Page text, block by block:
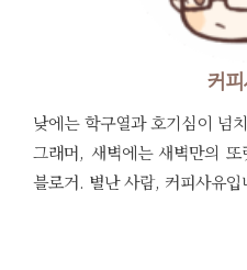
커
낮에는 학구열과 호기심이 넘
그래머, 새벽에는 새벽만의
블로거. 별난 사람, 커피사유입